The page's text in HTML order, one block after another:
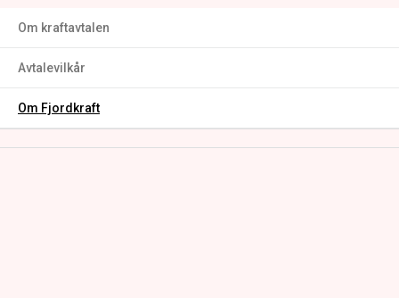
Om kraftavtalen
Avtalevilkår
Om Fjordkraft